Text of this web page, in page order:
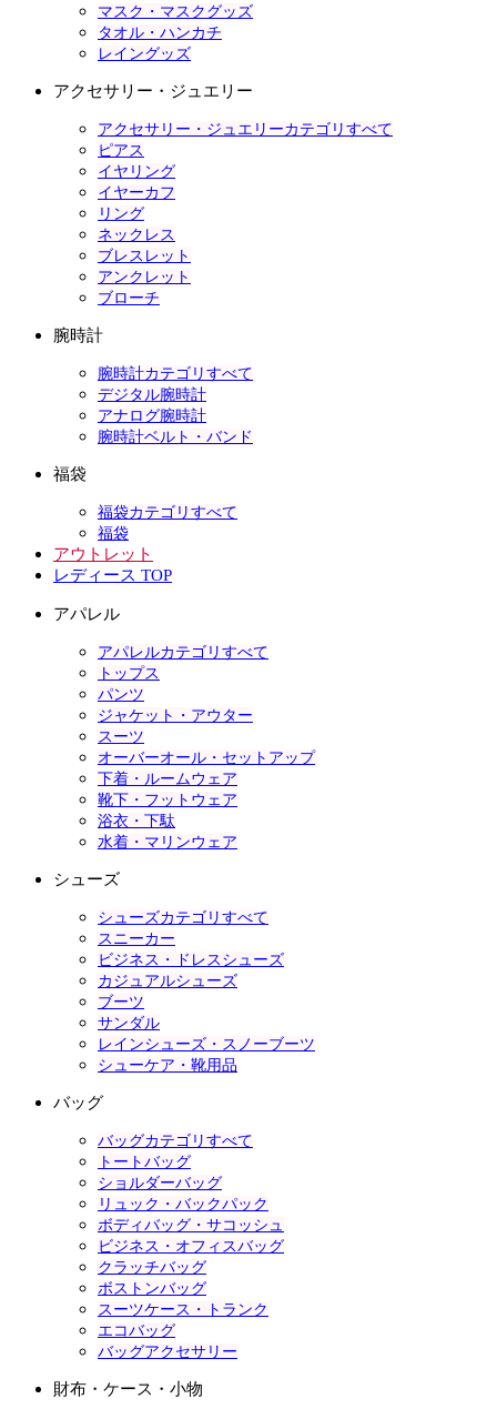
マスク・マスクグッズ
タオル・ハンカチ
レイングッズ
アクセサリー・ジュエリー
アクセサリー・ジュエリーカテゴリすべて
ピアス
イヤリング
イヤーカフ
リング
ネックレス
ブレスレット
アンクレット
ブローチ
腕時計
腕時計カテゴリすべて
デジタル腕時計
アナログ腕時計
腕時計ベルト・バンド
福袋
福袋カテゴリすべて
福袋
アウトレット
レディース TOP
アパレル
アパレルカテゴリすべて
トップス
パンツ
ジャケット・アウター
スーツ
オーバーオール・セットアップ
下着・ルームウェア
靴下・フットウェア
浴衣・下駄
水着・マリンウェア
シューズ
シューズカテゴリすべて
スニーカー
ビジネス・ドレスシューズ
カジュアルシューズ
ブーツ
サンダル
レインシューズ・スノーブーツ
シューケア・靴用品
バッグ
バッグカテゴリすべて
トートバッグ
ショルダーバッグ
リュック・バックパック
ボディバッグ・サコッシュ
ビジネス・オフィスバッグ
クラッチバッグ
ボストンバッグ
スーツケース・トランク
エコバッグ
バッグアクセサリー
財布・ケース・小物